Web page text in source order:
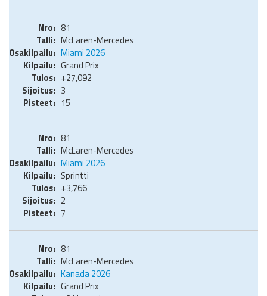
81
McLaren-Mercedes
Miami 2026
Grand Prix
+27,092
3
15
81
McLaren-Mercedes
Miami 2026
Sprintti
+3,766
2
7
81
McLaren-Mercedes
Kanada 2026
Grand Prix